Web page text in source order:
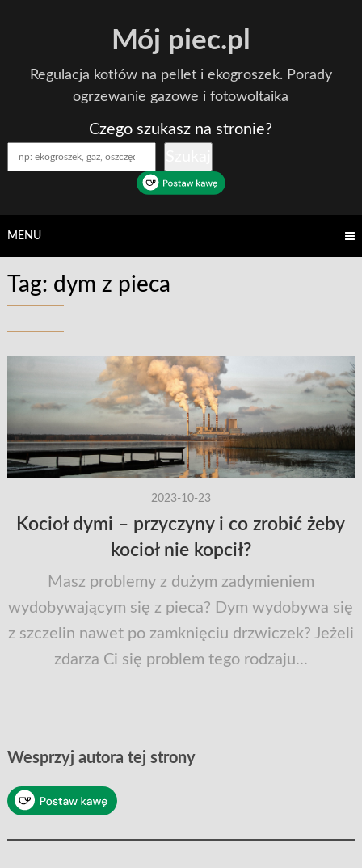
Mój piec.pl
Regulacja kotłów na pellet i ekogroszek. Porady
ogrzewanie gazowe i fotowoltaika
Czego szukasz na stronie?
MENU
Tag: dym z pieca
2023-10-23
Kocioł dymi – przyczyny i co zrobić żeby
kocioł nie kopcił?
Masz problemy z dużym zadymieniem
wydobywającym się z pieca? Dym wydobywa się
z szczelin nawet po zamknięciu drzwiczek? Jeżeli
zdarza Ci się problem tego rodzaju...
Wesprzyj autora tej strony